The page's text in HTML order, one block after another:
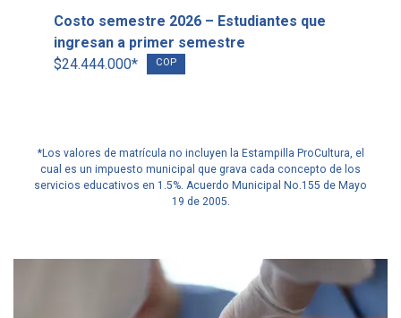
Costo semestre 2026 – Estudiantes que
ingresan a primer semestre
$24.444.000*
COP
*Los valores de matrícula no incluyen la Estampilla ProCultura, el
cual es un impuesto municipal que grava cada concepto de los
servicios educativos en 1.5%. Acuerdo Municipal No.155 de Mayo
19 de 2005.